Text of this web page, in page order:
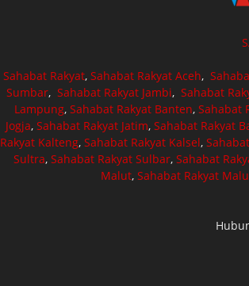
Sahabat Rakyat, Sahabat Rakyat Aceh,
Sumbar,Sahabat Rakyat Jambi,Sahabat
Lampung, Sahabat Rakyat Banten, Sahabat
Jogja, Sahabat Rakyat Jatim, Sahabat Rakyat
Rakyat Kalteng, Sahabat Rakyat Kalsel,
Sultra, Sahabat Rakyat Sulbar, Sahabat
Malut, Sahabat Rakyat